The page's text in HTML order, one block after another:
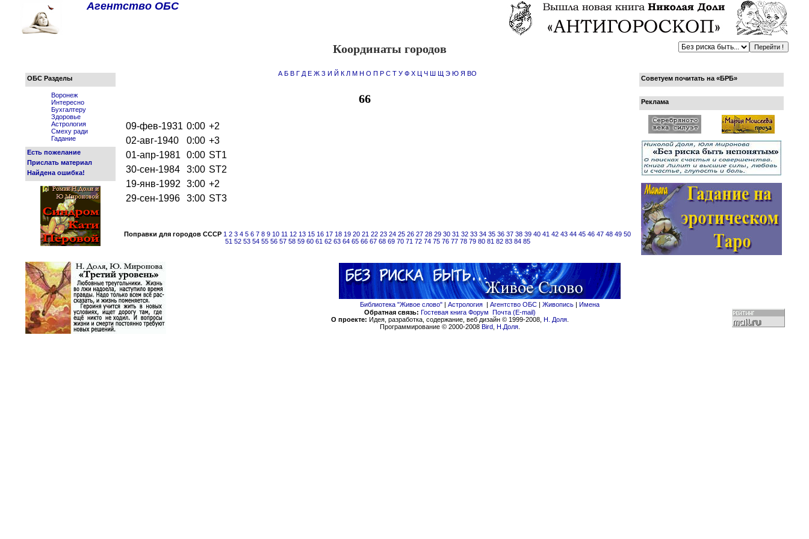
Агентство ОБС
Координаты городов
ОБС Разделы
Воронеж
Интересно
Бухгалтеру
Здоровье
Астрология
Смеху ради
Гадание
Есть пожелание
Прислать материал
Найдена ошибка!
А Б В Г Д Е Ж З И Й К Л М Н О П Р С Т У Ф Х Ц Ч Ш Щ Э Ю Я ВО
66
09-фев-1931 0:00 +2
02-авг-1940
0:00 +3
01-апр-1981
0:00 ST1
30-сен-1984
3:00 ST2
19-янв-1992
3:00 +2
29-сен-1996
3:00 ST3
Поправки для городов СССР 1 2 3 4 5 6 7 8 9 10 11 12 13 15 16 17 18 19 20 21 22 23 24 25 26 27 28 29 30 31 32 33 34 35 36 37 38 39 40 41 42 43 44 45 46 47 48 49 50
51 52 53 54 55 56 57 58 59 60 61 62 63 64 65 66 67 68 69 70 71 72 74 75 76 77 78 79 80 81 82 83 84 85
Советуем почитать на «БРБ»
Реклама
Библиотека "Живое слово" | Астрология | Агентство ОБС | Живопись | Имена
Обратная связь: Гостевая книга Форум Почта (E-mail)
О проекте: Идея, разработка, содержание, веб дизайн © 1999-2008, Н. Доля.
Программирование © 2000-2008 Bird, Н.Доля.